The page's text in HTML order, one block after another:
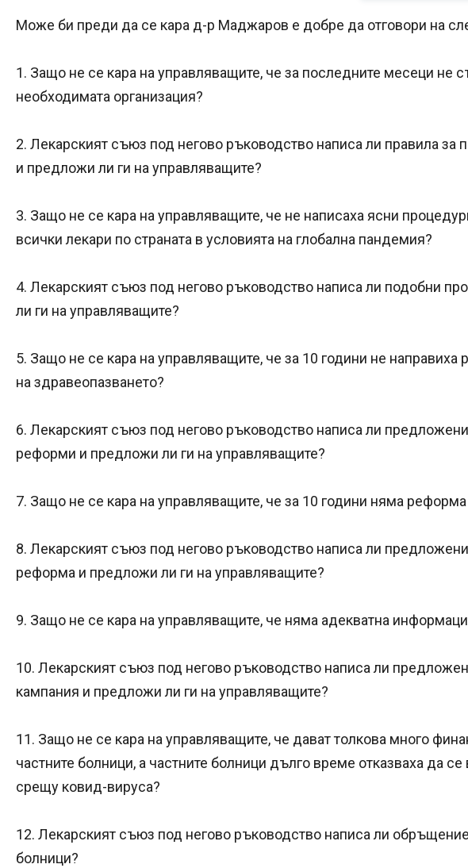
Може би преди да се кара д-р Маджаров е добре да отговори на
1. Защо не се кара на управляващите, че за последните месеци не
необходимата организация?
2. Лекарският съюз под негово ръководство написа ли правила за
и предложи ли ги на управляващите?
3. Защо не се кара на управляващите, че не написаха ясни
всички лекари по страната в условията на глобална пандемия?
4. Лекарският съюз под негово ръководство написа ли подобни
ли ги на управляващите?
5. Защо не се кара на управляващите, че за 10 години не направиха
на здравеопазването?
6. Лекарският съюз под негово ръководство написа ли
реформи и предложи ли ги на управляващите?
7. Защо не се кара на управляващите, че за 10 години няма
8. Лекарският съюз под негово ръководство написа ли
реформа и предложи ли ги на управляващите?
9. Защо не се кара на управляващите, че няма адекватна
10. Лекарският съюз под негово ръководство написа ли
кампания и предложи ли ги на управляващите?
11. Защо не се кара на управляващите, че дават толкова много
частните болници, а частните болници дълго време отказваха да
срещу ковид-вируса?
12. Лекарският съюз под негово ръководство написа ли
болници?